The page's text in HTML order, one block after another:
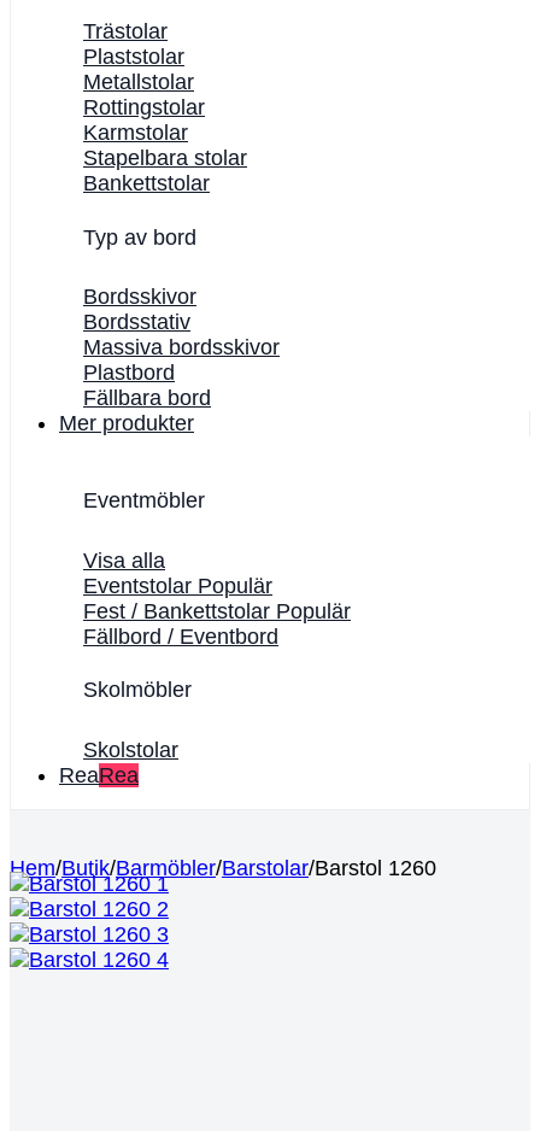
Trästolar
Plaststolar
Metallstolar
Rottingstolar
Karmstolar
Stapelbara stolar
Bankettstolar
Typ av bord
Bordsskivor
Bordsstativ
Massiva bordsskivor
Plastbord
Fällbara bord
Mer produkter
Eventmöbler
Visa alla
Eventstolar
Fest / Bankettstolar
Fällbord / Eventbord
Skolmöbler
Skolstolar
Rea
Hem/Butik/Barmöbler/Barstolar/Barstol 1260